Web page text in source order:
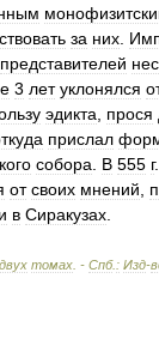
за них
представителей
3 лет уклонялся
эдикта прося
прислал
собора В 555 г.,
от своих мнений
в Сиракузах
двух томах . - Спб. : Изд-